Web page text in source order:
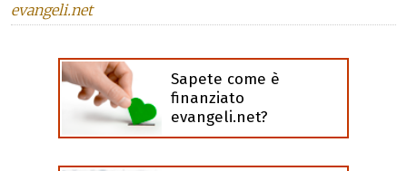
evangeli.net
Sapete come è
finanziato
evangeli.net?